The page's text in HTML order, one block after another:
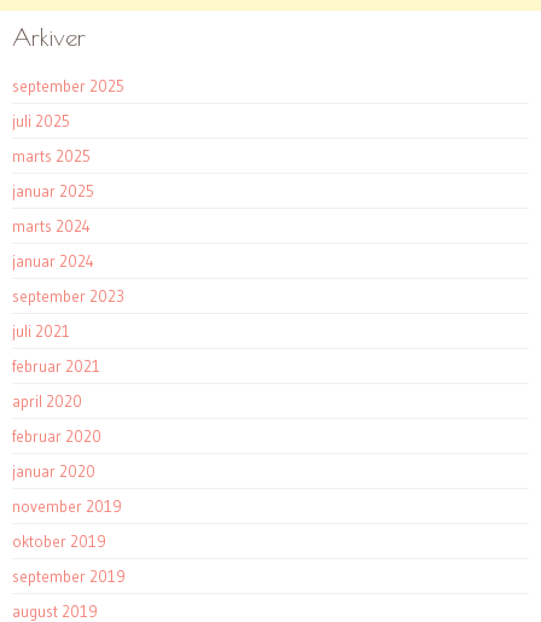
Arkiver
september 2025
juli 2025
marts 2025
januar 2025
marts 2024
januar 2024
september 2023
juli 2021
februar 2021
april 2020
februar 2020
januar 2020
november 2019
oktober 2019
september 2019
august 2019